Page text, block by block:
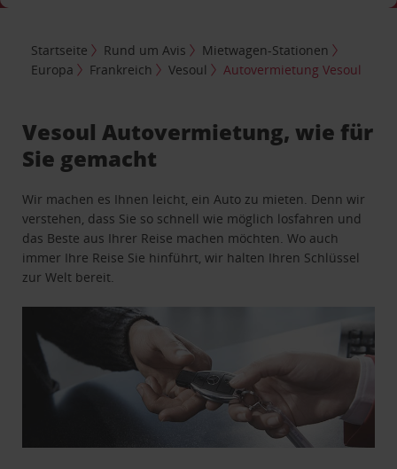
Startseite Rund um Avis
Mietwagen-Stationen
Europa
Frankreich Vesoul Autovermietung Vesoul
Vesoul Autovermietung, wie für
Sie gemacht
Wir machen es Ihnen leicht, ein Auto zu mieten. Denn wir
verstehen, dass Sie so schnell wie möglich losfahren und
das Beste aus Ihrer Reise machen möchten. Wo auch
immer Ihre Reise Sie hinführt, wir halten Ihren Schlüssel
zur Welt bereit.